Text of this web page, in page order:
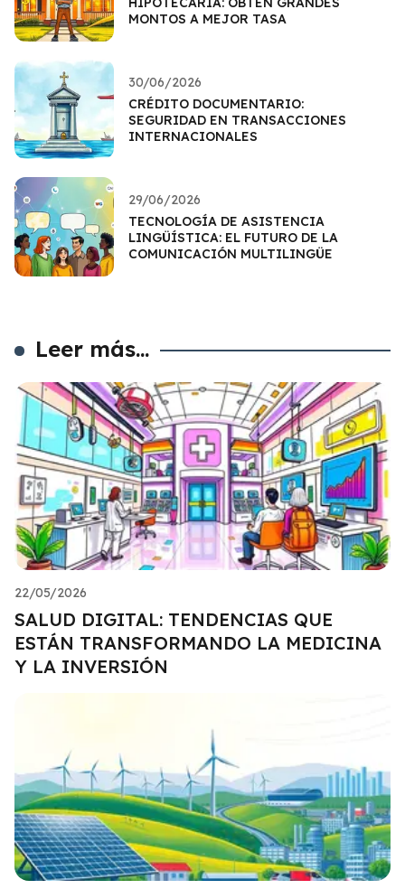
MONTOS A MEJOR TASA
30/06/2026
CRÉDITO DOCUMENTARIO:
SEGURIDAD EN TRANSACCIONES
INTERNACIONALES
29/06/2026
TECNOLOGÍA DE ASISTENCIA
LINGÜÍSTICA: EL FUTURO DE LA
COMUNICACIÓN MULTILINGÜE
Leer más...
22/05/2026
SALUD DIGITAL: TENDENCIAS QUE
ESTÁN TRANSFORMANDO LA MEDICINA
Y LA INVERSIÓN